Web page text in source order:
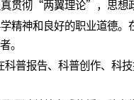
贯彻“两翼理论”，思想
神和良好的职业道德。
。
普报告、科普创作、科